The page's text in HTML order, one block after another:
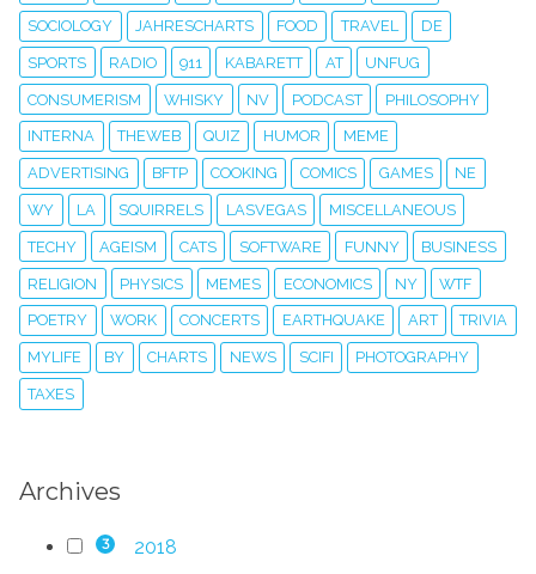
SOCIOLOGY JAHRESCHARTS FOOD TRAVEL DE
SPORTS RADIO 911 KABARETT AT UNFUG
CONSUMERISM WHISKY NV PODCAST PHILOSOPHY
INTERNA THEWEB QUIZ HUMOR MEME
ADVERTISING BFTP COOKING COMICS GAMES NE
WY LA SQUIRRELS LASVEGAS MISCELLANEOUS
TECHY AGEISM CATS SOFTWARE FUNNY BUSINESS
RELIGION PHYSICS MEMES ECONOMICS NY WTF
POETRY WORK CONCERTS EARTHQUAKE ART TRIVIA
MYLIFE BY CHARTS NEWS SCIFI PHOTOGRAPHY
TAXES
Archives
3 2018